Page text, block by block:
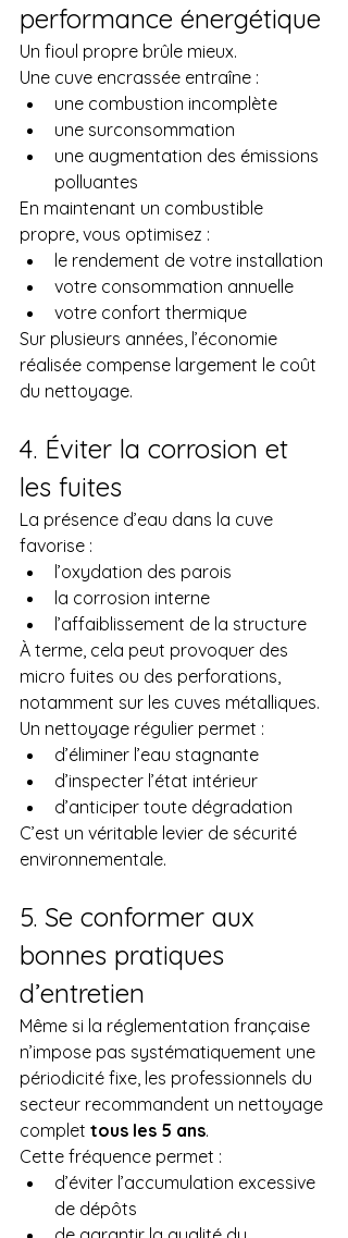
performance énergétique
Un fioul propre brûle mieux.
Une cuve encrassée entraîne :
une combustion incomplète
une surconsommation
une augmentation des émissions
polluantes
En maintenant un combustible
propre, vous optimisez :
le rendement de votre installation
votre consommation annuelle
votre confort thermique
Sur plusieurs années, l’économie
réalisée compense largement le coût
du nettoyage.
4. Éviter la corrosion et
les fuites
La présence d’eau dans la cuve
favorise :
l’oxydation des parois
la corrosion interne
l’affaiblissement de la structure
À terme, cela peut provoquer des
micro fuites ou des perforations,
notamment sur les cuves métalliques.
Un nettoyage régulier permet :
d’éliminer l’eau stagnante
d’inspecter l’état intérieur
d’anticiper toute dégradation
C’est un véritable levier de sécurité
environnementale.
5. Se conformer aux
bonnes pratiques
d’entretien
Même si la réglementation française
n’impose pas systématiquement une
périodicité fixe, les professionnels du
secteur recommandent un nettoyage
complet tous les 5 ans.
Cette fréquence permet :
d’éviter l’accumulation excessive
de dépôts